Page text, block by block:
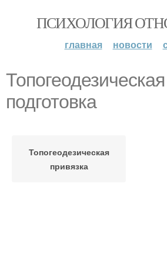
ПСИХОЛОГИЯ
главная новости
Топогеодезическая
подготовка
Топогеодезическая
привязка